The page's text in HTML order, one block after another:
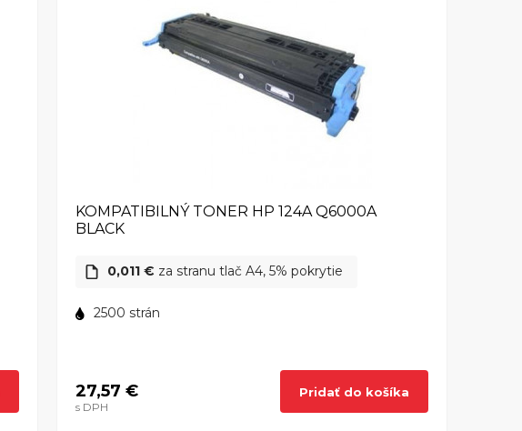
KOMPATIBILNÝ TONER HP 124A Q6000A
BLACK
0,011 € za stranu tlač A4, 5% pokrytie
2500 strán
27,57 €
s DPH
Pridať do košíka